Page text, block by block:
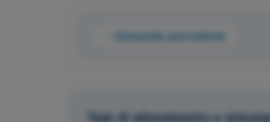
Domanda precedente
Test di allenamento e